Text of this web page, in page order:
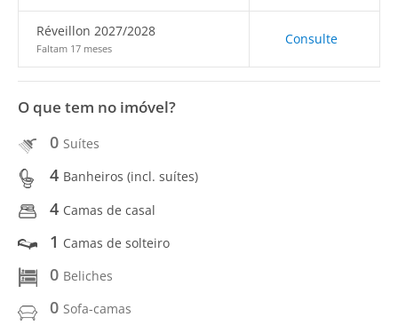
Réveillon 2027/2028
Faltam 17 meses
Consulte
O que tem no imóvel?
0 Suítes
4 Banheiros (incl. suítes)
4 Camas de casal
1 Camas de solteiro
0 Beliches
0 Sofa-camas